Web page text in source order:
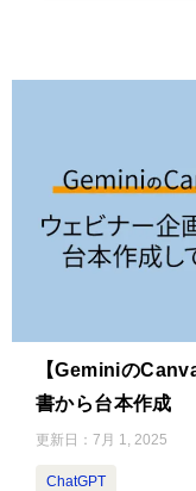
【Geminiの
書から台本作成
更新日： 7月 1, 2025
ChatGPT